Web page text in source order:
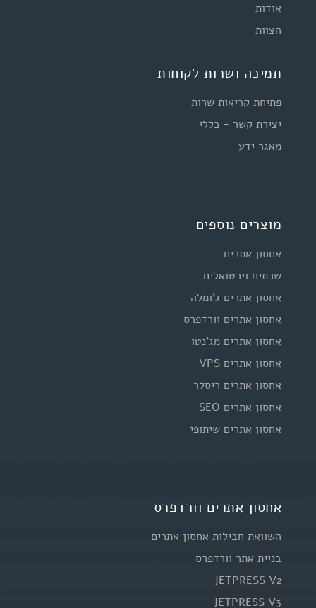
אודות
הצוות
תמיכה ושרות לקוחות
פתיחת קריאות שרות
יצירת קשר - כללי
מאגר ידע
מוצרים נוספים
אחסון אתרים
שרתים וירטואלים
אחסון אתרים ג'ומלה
אחסון אתרים וורדפרס
אחסון אתרים מג'נטו
אחסון אתרים VPS
אחסון אתרים ריסלר
אחסון אתרים SEO
אחסון אתרים שיתופי
אחסון אתרים וורדפרס
השוואת חבילות אחסון אתרים
בניית אתר וורדפרס
JETPRESS V2
JETPRESS V3